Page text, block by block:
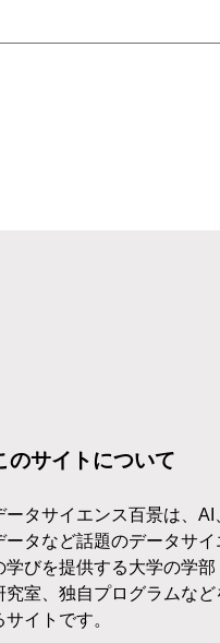
のサイトについて
ータサイエンス百景は、AI
ータなど話題のデータサイ
学びを提供する大学の学部
究室、独自プログラムなど
サイトです。